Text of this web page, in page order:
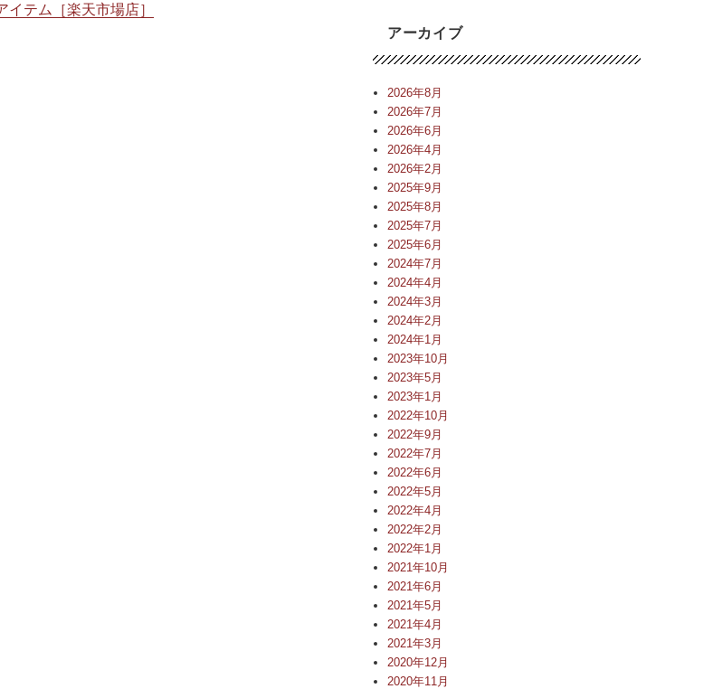
テム［楽天市場店］
アーカイブ
2026年8月
2026年7月
2026年6月
2026年4月
2026年2月
2025年9月
2025年8月
2025年7月
2025年6月
2024年7月
2024年4月
2024年3月
2024年2月
2024年1月
2023年10月
2023年5月
2023年1月
2022年10月
2022年9月
2022年7月
2022年6月
2022年5月
2022年4月
2022年2月
2022年1月
2021年10月
2021年6月
2021年5月
2021年4月
2021年3月
2020年12月
2020年11月